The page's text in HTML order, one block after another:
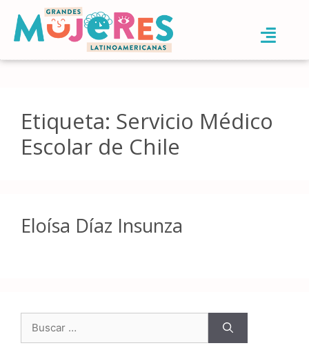
Etiqueta: Servicio Médico
Escolar de Chile
Eloísa Díaz Insunza